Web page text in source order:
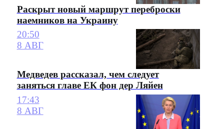
Раскрыт новый маршрут переброски
наемников на Украину
20:50
8 АВГ
Медведев рассказал, чем следует
заняться главе ЕК фон дер Ляйен
17:43
8 АВГ